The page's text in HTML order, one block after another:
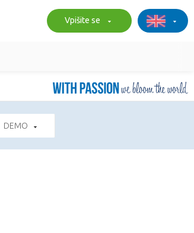
Vpišite se
DEMO